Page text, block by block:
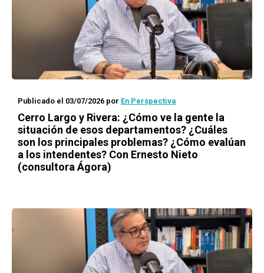
Publicado el 03/07/2026 por En Perspectiva
Cerro Largo y Rivera: ¿Cómo ve la gente la
situación de esos departamentos? ¿Cuáles
son los principales problemas? ¿Cómo evalúan
a los intendentes? Con Ernesto Nieto
(consultora Ágora)